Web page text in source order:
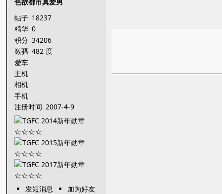
帖子 18237
精华 0
积分 34206
激骚 482 度
爱车
主机
相机
手机
注册时间 2007-4-9
发短消息
加为好友